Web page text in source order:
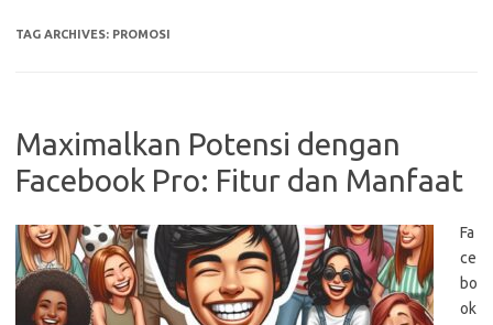
TAG ARCHIVES: PROMOSI
Maximalkan Potensi dengan
Facebook Pro: Fitur dan Manfaat
Fa
ce
bo
ok